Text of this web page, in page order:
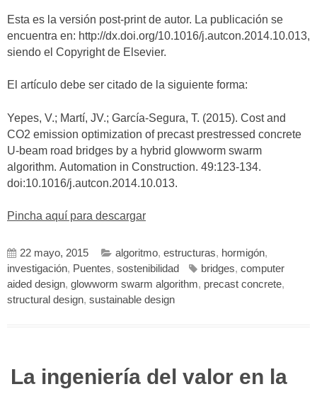
Esta es la versión post-print de autor. La publicación se
encuentra en: http://dx.doi.org/10.1016/j.autcon.2014.10.013,
siendo el Copyright de Elsevier.
El artículo debe ser citado de la siguiente forma:
Yepes, V.; Martí, JV.; García-Segura, T. (2015). Cost and
CO2 emission optimization of precast prestressed concrete
U-beam road bridges by a hybrid glowworm swarm
algorithm. Automation in Construction. 49:123-134.
doi:10.1016/j.autcon.2014.10.013.
Pincha aquí para descargar
22 mayo, 2015 algoritmo, estructuras, hormigón,
investigación, Puentes, sostenibilidad bridges, computer
aided design, glowworm swarm algorithm, precast concrete,
structural design, sustainable design
La ingeniería del valor en la